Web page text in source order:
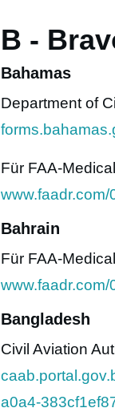
B -
Bahamas
Department of
Für FAA-
www.faadr.com/
Bahrain
Für FAA-
www.faadr.com/
Bangladesh
Civil Aviation
a0a4-